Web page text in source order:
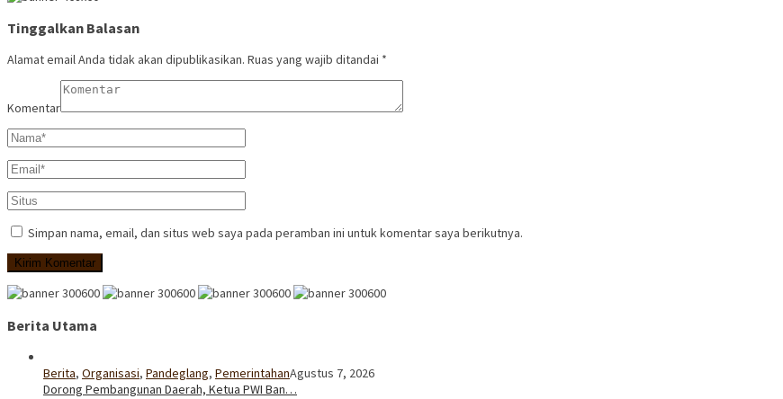
Tinggalkan Balasan
Alamat email Anda tidak akan dipublikasikan. Ruas yang wajib ditandai *
Komentar
Simpan nama, email, dan situs web saya pada peramban ini untuk komentar saya berikutnya.
Berita Utama
Berita, Organisasi, Pandeglang, PemerintahanAgustus 7, 2026
Dorong Pembangunan Daerah, Ketua PWI Ban…